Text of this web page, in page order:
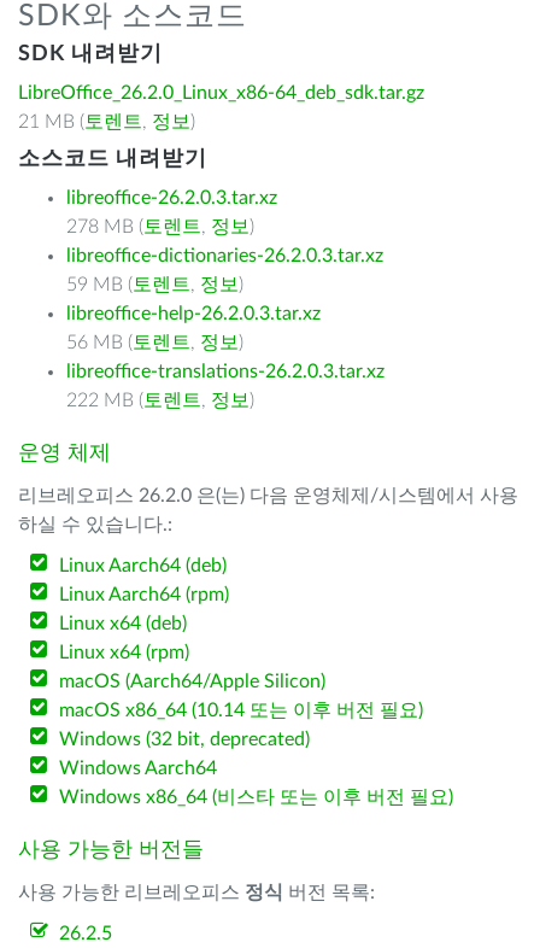
SDK와 소스코드
SDK 내려받기
LibreOffice_26.2.0_Linux_x86-64_deb_sdk.tar.gz
21 MB ( 토렌트, 정보 )
소스코드 내려받기
libreoffice-26.2.0.3.tar.xz
278 MB ( 토렌트, 정보 )
libreoffice-dictionaries-26.2.0.3.tar.xz
59 MB ( 토렌트, 정보 )
libreoffice-help-26.2.0.3.tar.xz
56 MB ( 토렌트, 정보 )
libreoffice-translations-26.2.0.3.tar.xz
222 MB ( 토렌트, 정보 )
운영 체제
리브레오피스 26.2.0 은(는) 다음 운영체제/시스템에서 사용
하실 수 있습니다.:
Linux Aarch64 (deb)
Linux Aarch64 (rpm)
Linux x64 (deb)
Linux x64 (rpm)
macOS (Aarch64/Apple Silicon)
macOS x86_64 (10.14 또는 이후 버전 필요)
Windows (32 bit, deprecated)
Windows Aarch64
Windows x86_64 (비스타 또는 이후 버전 필요)
사용 가능한 버전들
사용 가능한 리브레오피스 정식 버전 목록:
26.2.5